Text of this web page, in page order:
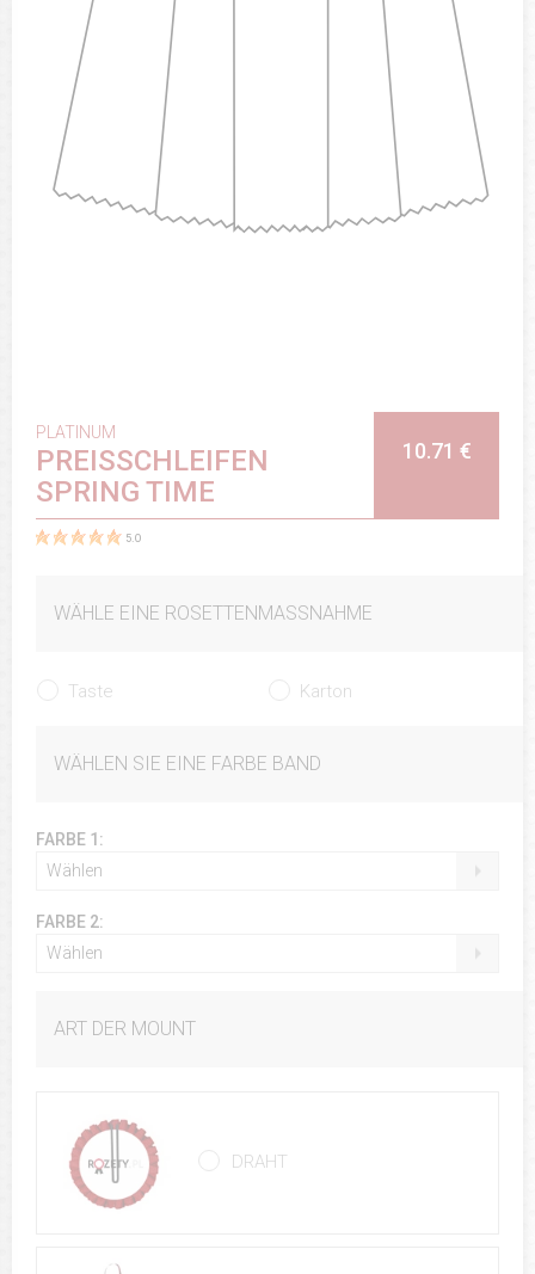
PLATINUM
PREISSCHLEIFEN
SPRING TIME
10.71 €
5.0
WÄHLE EINE ROSETTENMASSNAHME
Taste Karton
WÄHLEN SIE EINE FARBE BAND
FARBE 1:
Wählen
FARBE 2:
Wählen
ART DER MOUNT
DRAHT